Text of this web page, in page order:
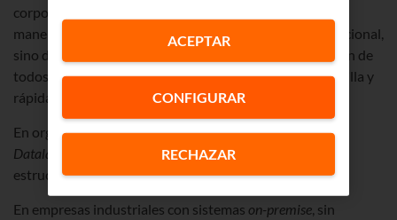
corporativo con toda la información consolidada, de tal
manera que no dependa de herramientas de tipo operacional,
sino de un sistema que pone la información a disposición de
todos/as los/as interesados/as de una manera más sencilla y
rápida, adaptada a las necesidades específicas.
En organizaciones más grandes, la recomendación es un
Datalake
, pues tienen datos de más tipos como no
estructurados.
En empresas industriales con sistemas on-premise, sin
CONFIGURAR
RECHAZAR
ACEPTAR